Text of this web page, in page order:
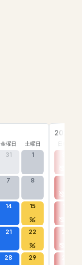
金曜日 土曜日
31 1
7 8
14 15
21 22
28 29
2026年
日曜日